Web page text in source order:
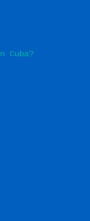
Cuba?